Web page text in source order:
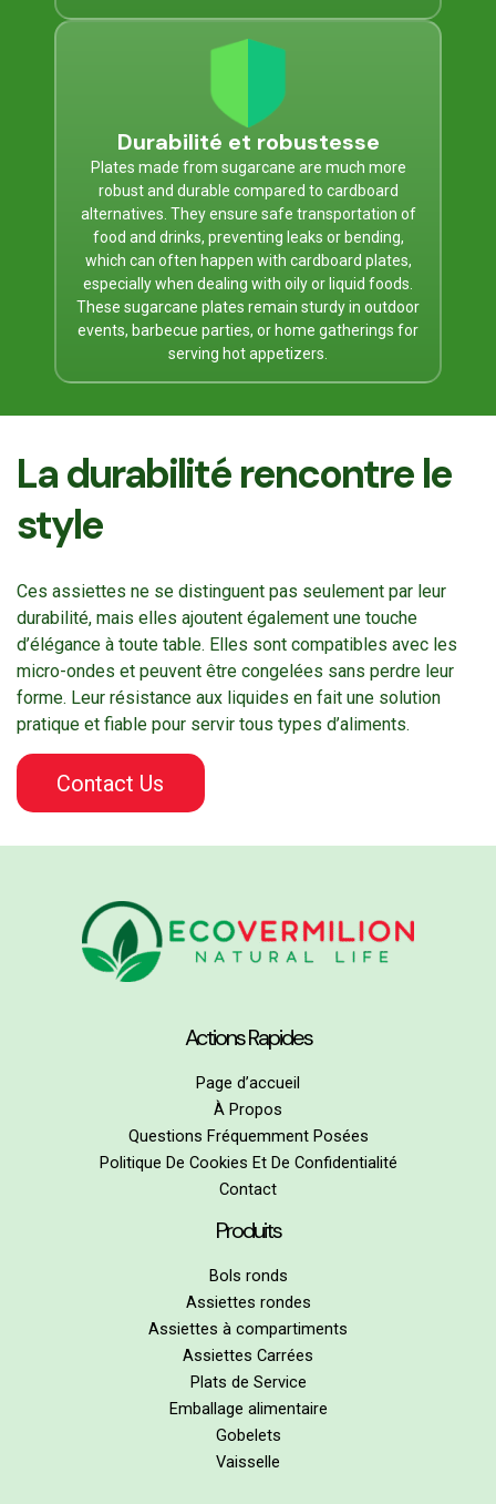
Durabilité et robustesse
Plates made from sugarcane are much more
robust and durable compared to cardboard
alternatives. They ensure safe transportation of
food and drinks, preventing leaks or bending,
which can often happen with cardboard plates,
especially when dealing with oily or liquid foods.
These sugarcane plates remain sturdy in outdoor
events, barbecue parties, or home gatherings for
serving hot appetizers.
La durabilité rencontre le
style
Ces assiettes ne se distinguent pas seulement par leur
durabilité, mais elles ajoutent également une touche
d’élégance à toute table. Elles sont compatibles avec les
micro-ondes et peuvent être congelées sans perdre leur
forme. Leur résistance aux liquides en fait une solution
pratique et fiable pour servir tous types d’aliments.
Contact Us
Actions Rapides
Page d’accueil
À Propos
Questions Fréquemment Posées
Politique De Cookies Et De Confidentialité
Contact
Produits
Bols ronds
Assiettes rondes
Assiettes à compartiments
Assiettes Carrées
Plats de Service
Emballage alimentaire
Gobelets
Vaisselle